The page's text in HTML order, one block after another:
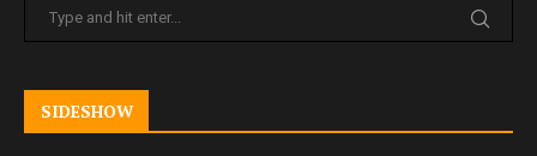
SIDESHOW